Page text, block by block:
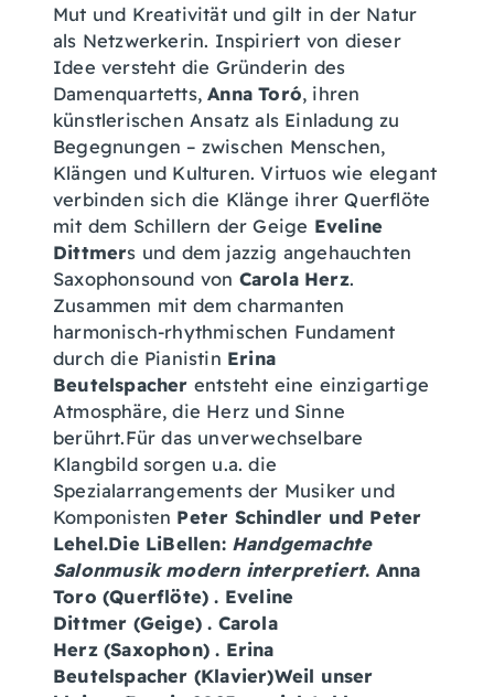
Mut und Kreativität und gilt in der Natur
als Netzwerkerin. Inspiriert von dieser
Idee versteht die Gründerin des
Damenquartetts,Anna Toró, ihren
künstlerischen Ansatz als Einladung zu
Begegnungen – zwischen Menschen,
Klängen und Kulturen. Virtuos wie elegant
verbinden sich die Klänge ihrer Querflöte
mit dem Schillern der Geige Eveline
Dittmers und dem jazzig angehauchten
Saxophonsound von Carola Herz.
Zusammen mit dem charmanten
harmonisch-rhythmischen Fundament
durch die Pianistin Erina
Beutelspacher entsteht eine einzigartige
Atmosphäre, die Herz und Sinne
berührt.Für das unverwechselbare
Klangbild sorgen u.a. die
Spezialarrangements der Musiker und
Komponisten Peter Schindler und Peter
Lehel.Die LiBellen: Handgemachte
Salonmusik modern interpretiert. Anna
Toro (Querflöte) . Eveline
Dittmer (Geige) . Carola
Herz (Saxophon) . Erina
Beutelspacher (Klavier)Weil unser